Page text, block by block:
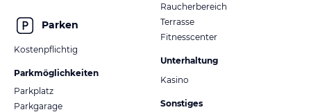
Parken
Kostenpflichtig
Parkmöglichkeiten
Parkplatz
Parkgarage
Raucherbereich
Terrasse
Fitnesscenter
Unterhaltung
Kasino
Sonstiges